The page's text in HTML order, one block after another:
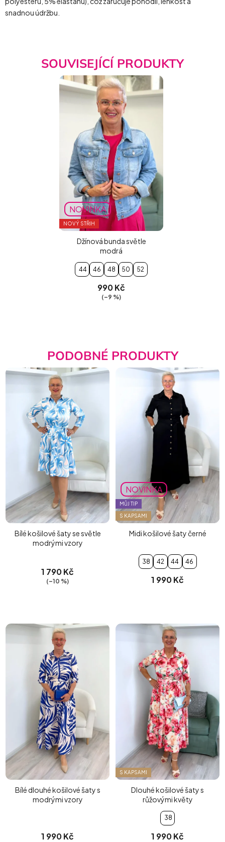
snadnou údržbu.
SOUVISEJÍCÍ PRODUKTY
NOVINKA
NOVÝ STŘIH
Džínová bunda světle
modrá
44 46 48 50 52
990 Kč
(–9 %)
PODOBNÉ PRODUKTY
Bílé košilové šaty se světle
modrými vzory
1 790 Kč
(–10 %)
NOVINKA
MŮJ TIP
S KAPSAMI
Midi košilové šaty černé
38 42 44 46
1 990 Kč
Bílé dlouhé košilové šaty s
modrými vzory
1 990 Kč
S KAPSAMI
Dlouhé košilové šaty s
růžovými květy
38
1 990 Kč